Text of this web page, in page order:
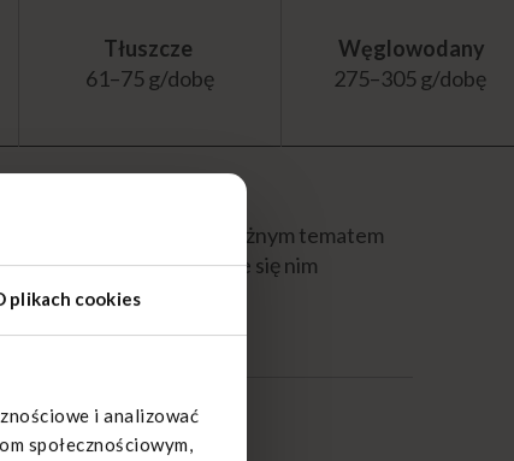
plikach cookies
i analizować
społecznościowym,
Tłuszcze
61–75 g/dobę
Węglowodany
275–305 g/dobę
dla chorego i bardzo ważnym tematem
czuje, że dobrze się nim